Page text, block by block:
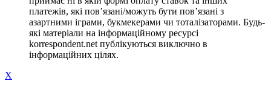
платежів, які пов’язані/можуть бути пов’язані з
азартними іграми, букмекерами чи тоталізаторами. Будь-
які матеріали на інформаційному ресурсі
korrespondent.net публікуються виключно в
інформаційних цілях.
X